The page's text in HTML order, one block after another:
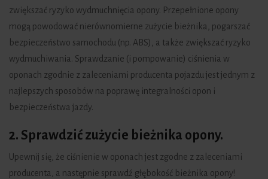
zwiększać ryzyko wydmuchnięcia opony. Przepełnione opony
mogą powodować nierównomierne zużycie bieżnika, pogarszać
bezpieczeństwo samochodu (np. ABS), a także zwiększać ryzyko
wydmuchiwania. Sprawdzanie (i pompowanie) ciśnienia w
oponach zgodnie z zaleceniami producenta pojazdu jest jednym z
najlepszych sposobów na poprawę integralności opon i
bezpieczeństwa jazdy.
2. Sprawdzić zużycie bieżnika opony.
Upewnij się, że ciśnienie w oponach jest zgodne z zaleceniami
producenta, a następnie sprawdź głębokość bieżnika opony!